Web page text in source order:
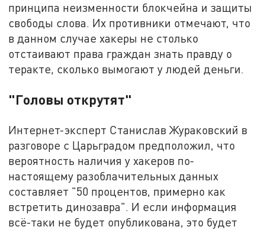
принципа неизменности блокчейна и защиты
свободы слова. Их противники отмечают, что
в данном случае хакеры не столько
отстаивают права граждан знать правду о
теракте, сколько вымогают у людей деньги.
"Головы открутят"
Интернет-эксперт Станислав Жураковский в
разговоре с Царьградом предположил, что
вероятность наличия у хакеров по-
настоящему разоблачительных данных
составляет "50 процентов, примерно как
встретить динозавра". И если информация
всё-таки не будет опубликована, это будет